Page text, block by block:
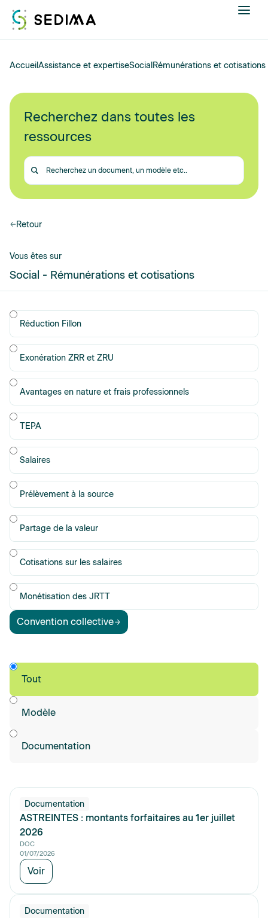
Nous connaître
Actualités
Formations
Offres d'emploi
Annuaire
Contacter
Retour
Vous êtes sur
Social - Rémunérations et cotisations
Page
Réduction Fillon
Exonération ZRR et ZRU
Avantages en nature et frais professionnels
TEPA
Salaires
Prélèvement à la source
Partage de la valeur
Cotisations sur les salaires
Monétisation des JRTT
AccueilAssistance et expertiseSocial Rémunérations et cotisations
Convention collective
Recherchez dans toutes les
ressources
Recherchez
un
Types de
Type
Tout
Modèle
Documentation
Documentation
ASTREINTES : montants forfaitaires au 1er juillet
2026
DOC
01/07/2026
Voir
Documentation